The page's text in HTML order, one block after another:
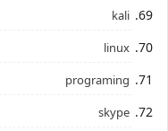
kali
linux
programing
skype